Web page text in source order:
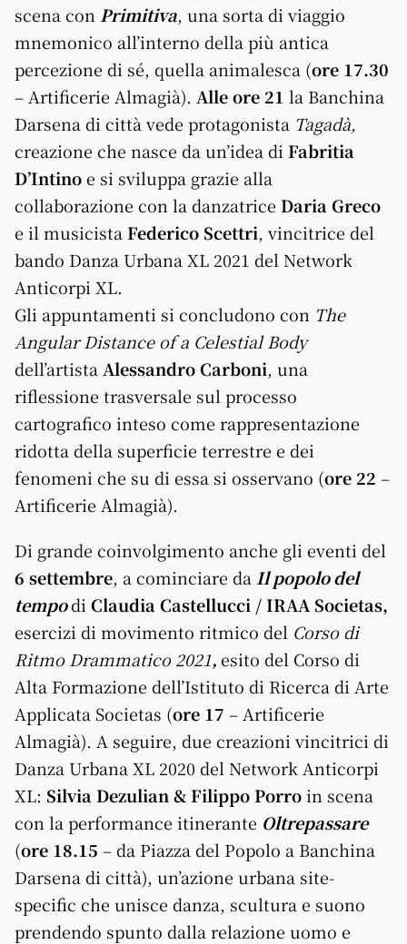
scena con Primitiva, una sorta di viaggio
mnemonico all’interno della più antica
percezione di sé, quella animalesca (ore 17.30
– Artificerie Almagià). Alle ore 21 la Banchina
Darsena di città vede protagonista Tagadà,
creazione che nasce da un’idea di Fabritia
D’Intinoe si sviluppa grazie alla
collaborazione con la danzatrice Daria Greco
e il musicista Federico Scettri, vincitrice del
bando Danza Urbana XL 2021 del Network
Anticorpi XL.
Gli appuntamenti si concludono con The
Angular Distance of a Celestial Body
dell’artista Alessandro Carboni, una
riflessione trasversale sul processo
cartografico inteso come rappresentazione
ridotta della superficie terrestre e dei
fenomeni che su di essa si osservano (ore 22 –
Artificerie Almagià).
Di grande coinvolgimento anche gli eventi del
6 settembre, a cominciare da Il popolo del
tempodi Claudia Castellucci / IRAA Societas,
esercizi di movimento ritmico del Corso di
Ritmo Drammatico 2021,esito del Corso di
Alta Formazione dell’Istituto di Ricerca di Arte
Applicata Societas (ore 17 – Artificerie
Almagià). A seguire, due creazioni vincitrici di
Danza Urbana XL 2020 del Network Anticorpi
XL: Silvia Dezulian & Filippo Porroin scena
con la performance itinerante Oltrepassare
(ore 18.15 – da Piazza del Popolo a Banchina
Darsena di città), un’azione urbana site-
specific che unisce danza, scultura e suono
prendendo spunto dalla relazione uomo e